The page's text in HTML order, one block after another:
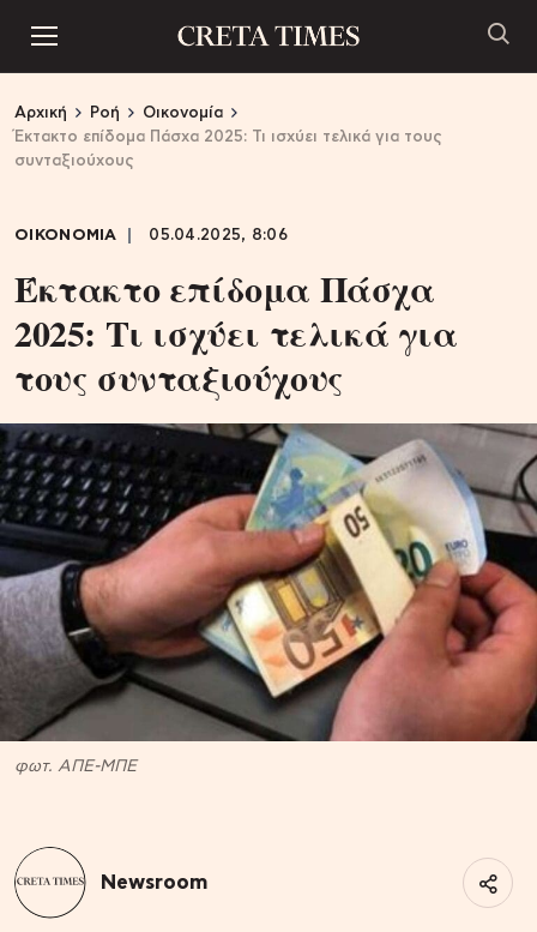
Αρχική Ροή
Οικονομία
Έκτακτο επίδομα Πάσχα 2025: Τι ισχύει τελικά για τους
συνταξιούχους
ΟΙΚΟΝΟΜΙΑ 05.04.2025, 8:06
Έκτακτο επίδομα Πάσχα
2025: Τι ισχύει τελικά για
τους συνταξιούχους
φωτ. ΑΠΕ-ΜΠΕ
Newsroom